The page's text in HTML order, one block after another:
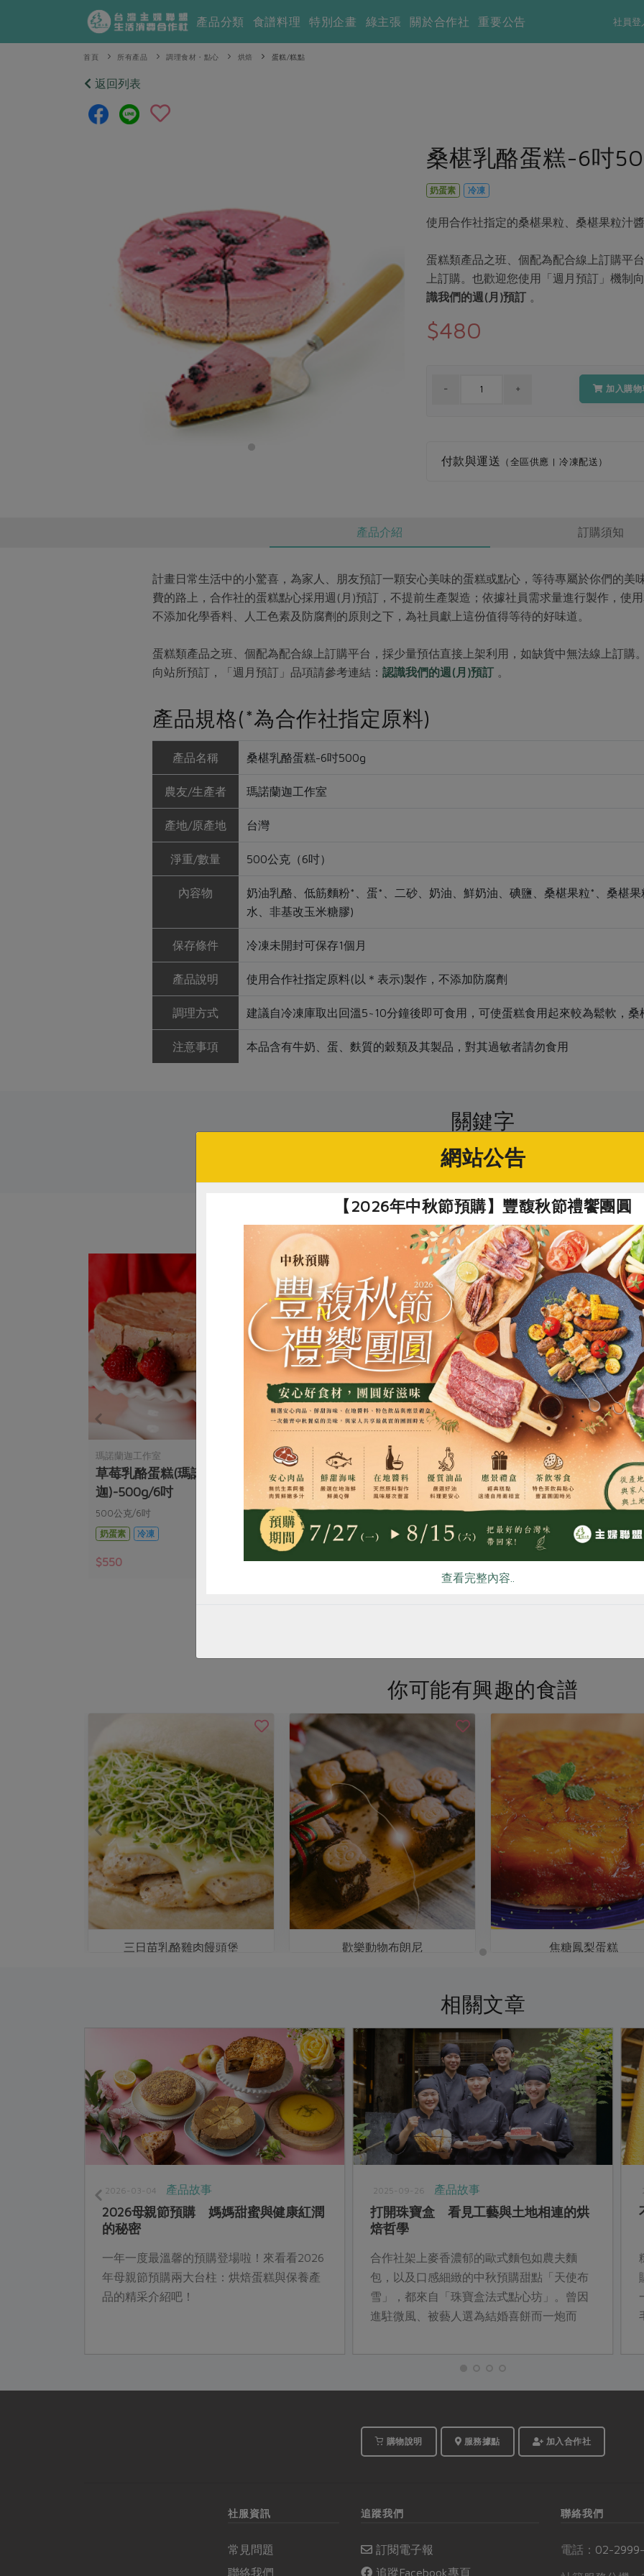
社員登
產品分類 食譜料理 特別企畫 綠主張 關於合作社 重要公告
首頁 所有產品 調理食材・點心 烘焙 蛋糕/糕點
返回列表
桑椹乳酪蛋糕-6吋
奶蛋素 冷凍
使用合作社指定的桑椹果粒、桑椹果粒汁
蛋糕類產品之班、個配為配合線上訂購平
上訂購。也歡迎您使用「週月預訂」機制
識我們的週(月)預訂 。
$480
加入購物
付款與運送 （全區供應 | 冷凍配送）
產品介紹 訂購須知
計畫日常生活中的小驚喜，為家人、朋友預訂一顆安心美味的蛋糕或點心，等待專屬於你們的美
費的路上，合作社的蛋糕點心採用週(月)預訂，不提前生產製造；依據社員需求量進行製作，使
不添加化學香料、人工色素及防腐劑的原則之下，為社員獻上這份值得等待的好味道。
蛋糕類產品之班、個配為配合線上訂購平台，採少量預估直接上架利用，如缺貨中無法線上訂購
向站所預訂，「週月預訂」品項請參考連結： 認識我們的週(月)預訂 。
產品規格(*為合作社指定原料)
產品名稱 桑椹乳酪蛋糕-6吋500g
農友/生產者 瑪諾蘭迦工作室
產地/原產地 台灣
淨重/數量 500公克（6吋）
內容物
奶油乳酪、低筋麵粉*、蛋*、二砂、奶油、鮮奶油、碘鹽、桑椹果粒*、桑椹
水、非基改玉米糖膠)
保存條件 冷凍未開封可保存1個月
產品說明 使用合作社指定原料(以＊表示)製作，不添加防腐劑
調理方式 建議自冷凍庫取出回溫5~10分鐘後即可食用，可使蛋糕食用起來較為鬆軟，
注意事項 本品含有牛奶、蛋、麩質的穀類及其製品，對其過敏者請勿食用
關鍵字
# 乳酪 # 桑葚
你可能有興趣的產品
瑪諾蘭迦工作室
草莓乳酪蛋糕(瑪諾蘭
迦)-500g/6吋
500公克/6吋
奶蛋素
冷凍
$550
超品企業股份有限公司
法式烤乳酪(超品)-520g/6吋
520公克/6吋
奶蛋素
冷凍 預購
$380
陳稼莊自然農業有限公司
桑椹醋(加糖)-即飲式
300ml/瓶
全素
常溫
$60
你可能有興趣的食譜
三日苗乳酪雞肉饅頭堡 歡樂動物布朗尼 焦糖鳳梨蛋糕
相關文章
2026-03-04 產品故事
2026母親節預購 媽媽甜蜜與健康紅潤
的秘密
一年一度最溫馨的預購登場啦！來看看2026
年母親節預購兩大台柱：烘焙蛋糕與保養產
品的精采介紹吧！
2025-09-26 產品故事
打開珠寶盒 看見工藝與土地相連的烘
焙哲學
合作社架上麥香濃郁的歐式麵包如農夫麵
包，以及口感細緻的中秋預購甜點「天使布
雪」，都來自「珠寶盒法式點心坊」。曾因
進駐微風、被藝人選為結婚喜餅而一炮而
精品商圈屹立不搖的，是一份對原料和製程
購物說明 服務據點 加入合作社
社服資訊
常見問題
聯絡我們
追蹤我們
訂閱電子報
追蹤Facebook專頁
聯絡我們
電話： 02-
惜食 RPET 食譜 減硝酸鹽 雞蛋 食安 共同
網站公告
【2026年中秋節預購】豐馥秋節禮饗團圓
查看完整內容..